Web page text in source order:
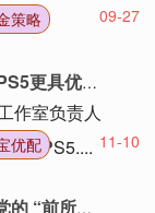
09-27
策略
魂游复活快
作室负责人
对PS5.... 11-10
优配
有的机会”